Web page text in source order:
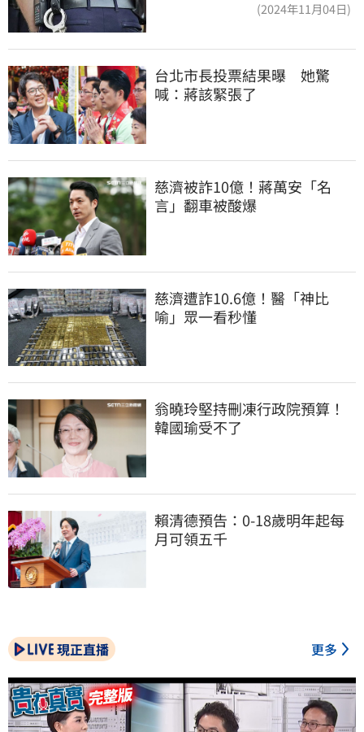
(2024年11月04日)
台北市長投票結果曝　她驚
喊：蔣該緊張了
慈濟被詐10億！蔣萬安「名
言」翻車被酸爆
慈濟遭詐10.6億！醫「神比
喻」眾一看秒懂
翁曉玲堅持刪凍行政院預算！
韓國瑜受不了
賴清德預告：0-18歲明年起每
月可領五千
現正直播 更多